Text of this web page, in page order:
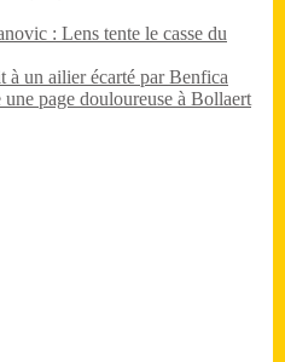
: Lens tente le casse du
à un ailier écarté par Benfica
page douloureuse à Bollaert